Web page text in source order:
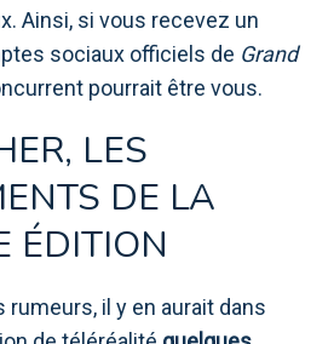
Ainsi, si vous recevez un
sociaux officiels de Grand
pourrait être vous.
LES
DE LA
ÉDITION
rumeurs, il y en aurait dans